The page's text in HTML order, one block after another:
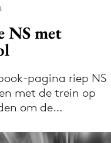
de Adformatie
NS met
pagina riep NS
met de trein op
om de…